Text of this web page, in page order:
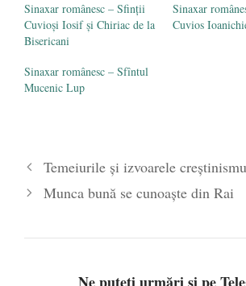
Sinaxar românesc – Sfinții
Cuvioși Iosif și Chiriac de la
Bisericani
Sinaxar
Cuvios
Sinaxar românesc – Sfîntul
Mucenic Lup
Temeiurile și izvoarele
Munca bună se cunoaște din Rai